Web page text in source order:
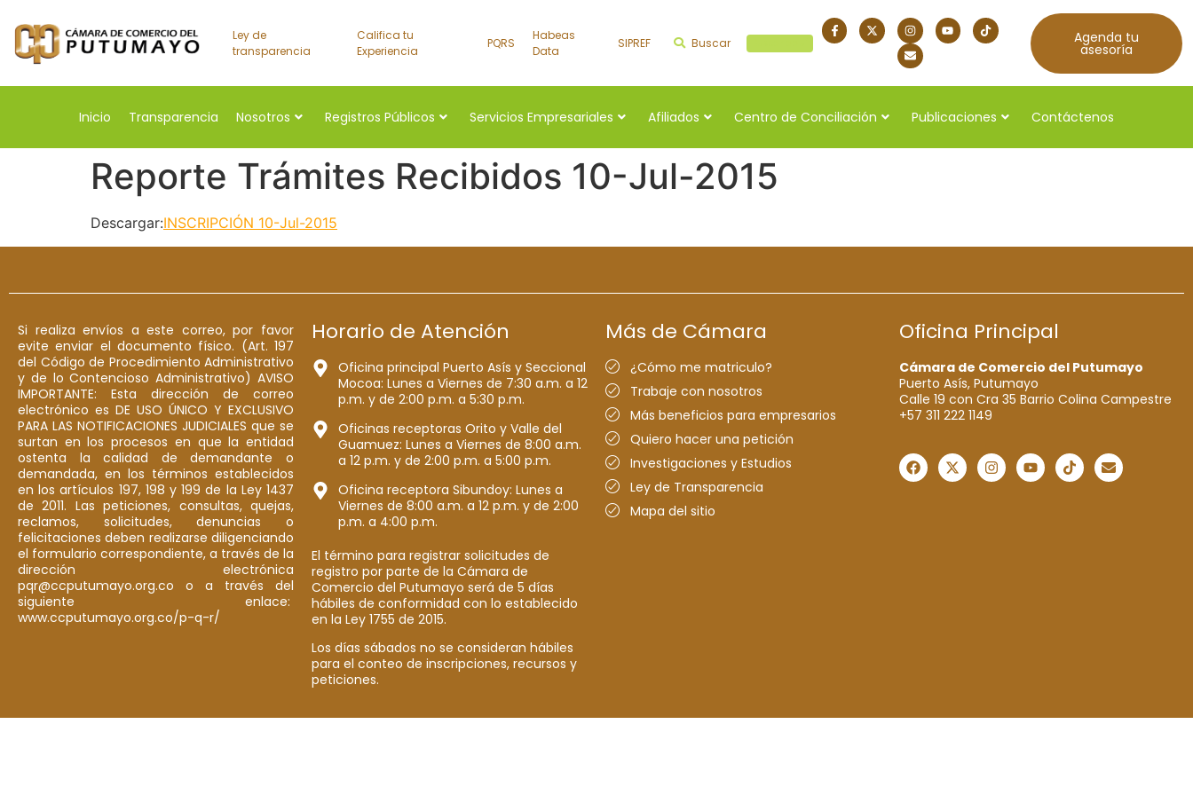
Ley de
transparencia
Califica tu
Experiencia
PQRS
Habeas
Data
SIPREF Buscar Agenda tu
asesoría
Inicio Transparencia Nosotros Registros Públicos Servicios Empresariales Afiliados Centro de Conciliación Publicaciones Contáctenos
Reporte Trámites Recibidos 10-Jul-2015
Descargar:INSCRIPCIÓN 10-Jul-2015
Si realiza envíos a este correo, por favor
evite enviar el documento físico. (Art. 197
del Código de Procedimiento Administrativo
y de lo Contencioso Administrativo) AVISO
IMPORTANTE: Esta dirección de correo
electrónico es DE USO ÚNICO Y EXCLUSIVO
PARA LAS NOTIFICACIONES JUDICIALES que se
surtan en los procesos en que la entidad
ostenta la calidad de demandante o
demandada, en los términos establecidos
en los artículos 197, 198 y 199 de la Ley 1437
de 2011. Las peticiones, consultas, quejas,
reclamos, solicitudes, denuncias o
felicitaciones deben realizarse diligenciando
el formulario correspondiente, a través de la
dirección electrónica
pqr@ccputumayo.org.co o a través del
siguiente enlace:
www.ccputumayo.org.co/p-q-r/
Horario de Atención
Oficina principal Puerto Asís y Seccional
Mocoa: Lunes a Viernes de 7:30 a.m. a 12
p.m. y de 2:00 p.m. a 5:30 p.m.
Oficinas receptoras Orito y Valle del
Guamuez: Lunes a Viernes de 8:00 a.m.
a 12 p.m. y de 2:00 p.m. a 5:00 p.m.
Oficina receptora Sibundoy: Lunes a
Viernes de 8:00 a.m. a 12 p.m. y de 2:00
p.m. a 4:00 p.m.
El término para registrar solicitudes de
registro por parte de la Cámara de
Comercio del Putumayo será de 5 días
hábiles de conformidad con lo establecido
en la Ley 1755 de 2015.
Los días sábados no se consideran hábiles
para el conteo de inscripciones, recursos y
peticiones.
Más de Cámara
¿Cómo me matriculo?
Trabaje con nosotros
Más beneficios para empresarios
Quiero hacer una petición
Investigaciones y Estudios
Ley de Transparencia
Mapa del sitio
Oficina Principal
Cámara de Comercio del Putumayo
Puerto Asís, Putumayo
Calle 19 con Cra 35 Barrio Colina Campestre
+57 311 222 1149